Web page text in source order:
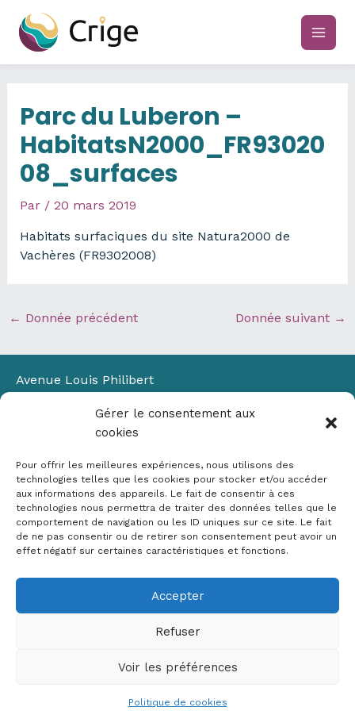
Gérer le consentement aux
cookies
Pour offrir les meilleures expériences, nous utilisons des
technologies telles que les cookies pour stocker et/ou accéder
aux informations des appareils. Le fait de consentir à ces
technologies nous permettra de traiter des données telles que le
comportement de navigation ou les ID uniques sur ce site. Le fait
de ne pas consentir ou de retirer son consentement peut avoir un
effet négatif sur certaines caractéristiques et fonctions.
Accepter
Refuser
Voir les préférences
Politique de cookies
contenu
main
Parc du Luberon –
HabitatsN2000_FR93020
08_surfaces
Par / 20 mars 2019
Habitats surfaciques du site Natura2000 de
Vachères (FR9302008)
← Donnée précédent Donnée suivant →
Avenue Louis Philibert
Bâtiment Laennec
13100 Aix-en-Provence
✉ contact@crige-paca.org
Mentions légales
RGPD
Copyright © 2026 Crige PACA